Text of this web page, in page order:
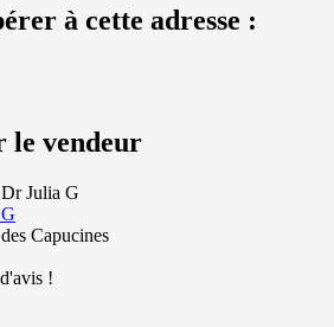
à cette adresse :
le vendeur
Dr Julia G
Capucines
!